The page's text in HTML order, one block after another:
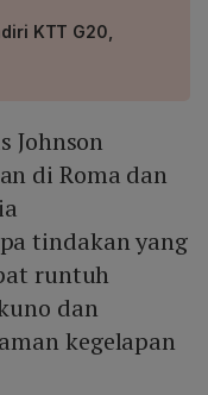
KTT G20,
Johnson
di Roma dan
tindakan yang
runtuh
dan
kegelapan